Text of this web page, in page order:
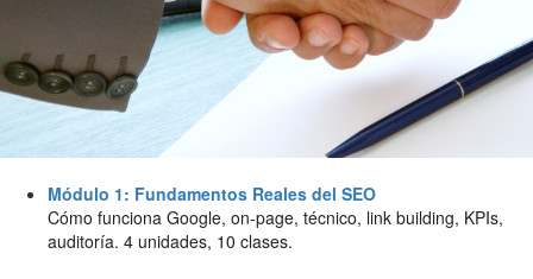
Módulo 1: Fundamentos Reales del SEO
Cómo funciona Google, on-page, técnico, link building, KPIs,
auditoría. 4 unidades, 10 clases.